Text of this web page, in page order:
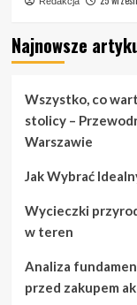
Najnowsze
Wszystko, co
stolicy –
Warszawie
Jak Wybrać
Wycieczki
w teren
Analiza
przed zakupem